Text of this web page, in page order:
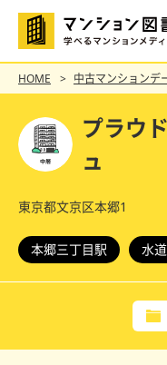
HOME 中古マンションデ
プラウ
ュ
東京都文京区本郷1
本郷三丁目駅 水